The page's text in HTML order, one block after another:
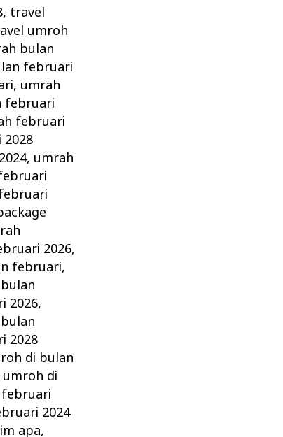
, travel
umroh
bulan
februari
, umrah
februari
februari
, umrah
2026,
februari,
2026,
2028
di bulan
umroh di
2024
apa,